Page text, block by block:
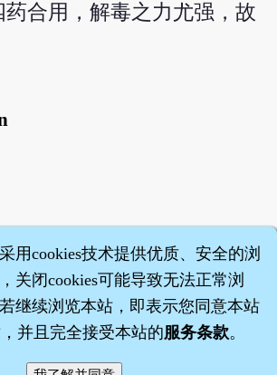
合用，解毒之力尤强，故
用cookies技术提供优质、安全的浏
关闭cookies可能导致无法正常浏
继续浏览本站，即表示您同意本站
并且完全接受本站的服务条款。